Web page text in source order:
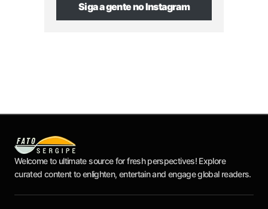
Siga a gente no Instagram
Welcome to ultimate source for fresh perspectives! Explore
curated content to enlighten, entertain and engage global readers.